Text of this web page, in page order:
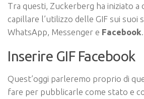
Tra questi, Zuckerberg ha iniziato a
capillare l’utilizzo delle GIF sui suoi
WhatsApp, Messenger e Facebook.
Inserire GIF Facebook
Quest’oggi parleremo proprio di
fare per pubblicarle come stato e